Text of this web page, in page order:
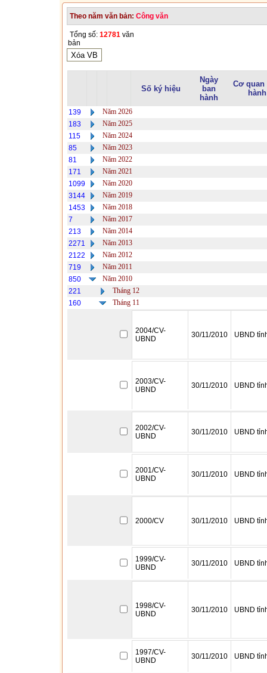
Theo năm văn bản: Công văn
Tổng số: 12781 văn
bản
Số ký hiệu
Ngày
ban
hành
Cơ quan
hành
139
Năm 2026
183
Năm 2025
115
Năm 2024
85
Năm 2023
81
Năm 2022
171
Năm 2021
1099
Năm 2020
3144
Năm 2019
1453
Năm 2018
7
Năm 2017
213
Năm 2014
2271
Năm 2013
2122
Năm 2012
719
Năm 2011
850
Năm 2010
221
Tháng 12
160
Tháng 11
2004/CV-
UBND
30/11/2010 UBND
2003/CV-
UBND
30/11/2010 UBND
2002/CV-
UBND
30/11/2010 UBND
2001/CV-
UBND
30/11/2010 UBND
2000/CV 30/11/2010 UBND
1999/CV-
UBND
30/11/2010 UBND
1998/CV-
UBND
30/11/2010 UBND
1997/CV-
UBND
30/11/2010 UBND